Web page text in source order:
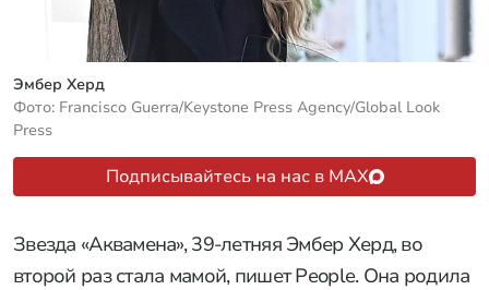
Эмбер Херд
Фото: Francisco Guerra/Keystone Press Agency/Global Look
Press
Подписывайтесь на нас в MAX
Звезда «Аквамена», 39-летняя Эмбер Херд, во
второй раз стала мамой, пишет People. Она родила